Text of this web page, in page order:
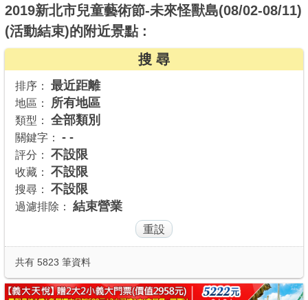
最新留言
推薦景點
討論區
聯絡我們
2019新北市兒童藝術節-未來怪獸島(08/02-08/11)
(活動結束)的附近景點 :
搜 尋
排序： 最近距離
地區： 所有地區
類型： 全部類別
關鍵字： - -
評分： 不設限
收藏： 不設限
搜尋： 不設限
過濾排除： 結束營業
共有 5823 筆資料